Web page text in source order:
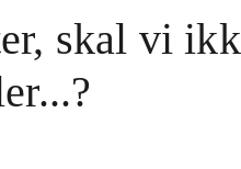
skal vi